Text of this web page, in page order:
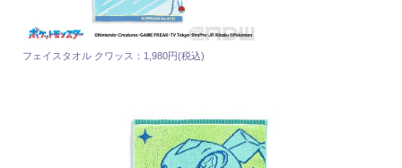
フェイスタオル クワッス：1,980円(税込)